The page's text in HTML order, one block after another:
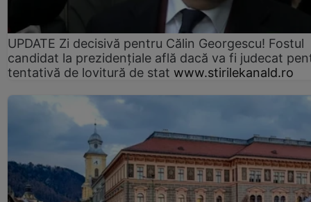
UPDATE Zi decisivă pentru Călin Georgescu! Fostul
candidat la prezidențiale află dacă va fi judecat
tentativă de lovitură de stat www.stirilekanald.ro